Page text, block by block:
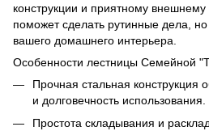
конструкции и приятному внешнему
поможет сделать рутинные дела,
вашего домашнего интерьера.
Особенности лестницы Семейной
Прочная стальная конструкция
и долговечность использования.
Простота складывания и